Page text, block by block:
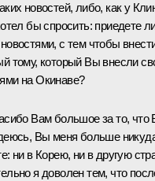
новостей, либо, как у
бы спросить: приедете
с тем чтобы
тому, который Вы внесли
на Окинаве?
Вам большое за то, что
Вы меня больше
ни в Корею, ни в другую
я доволен тем, что